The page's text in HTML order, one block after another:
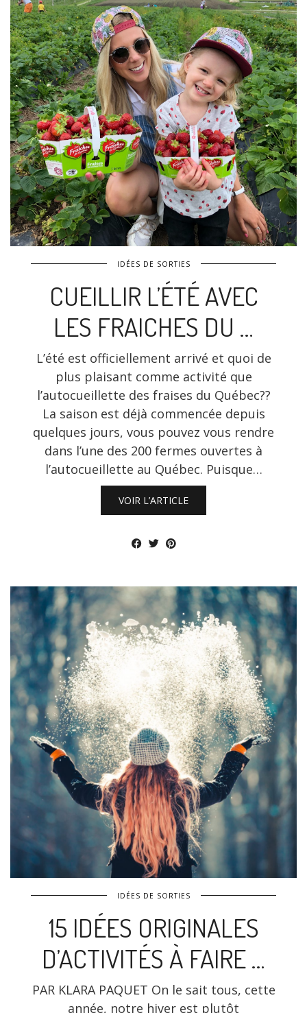
IDÉES DE SORTIES
CUEILLIR L’ÉTÉ AVEC
LES FRAICHES DU …
L’été est officiellement arrivé et quoi de
plus plaisant comme activité que
l’autocueillette des fraises du Québec??
La saison est déjà commencée depuis
quelques jours, vous pouvez vous rendre
dans l’une des 200 fermes ouvertes à
l’autocueillette au Québec. Puisque…
VOIR L’ARTICLE
IDÉES DE SORTIES
15 IDÉES ORIGINALES
D’ACTIVITÉS À FAIRE …
PAR KLARA PAQUET On le sait tous, cette
année, notre hiver est plutôt